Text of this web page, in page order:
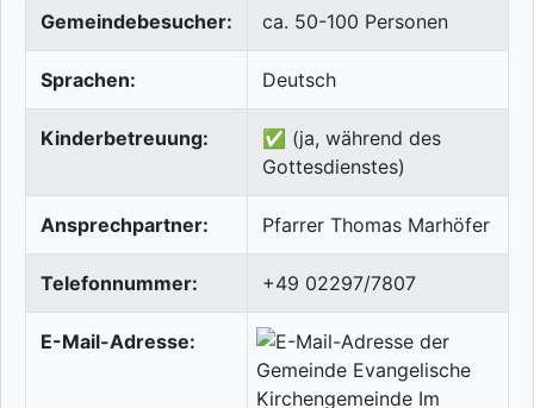
Gemeindebesucher: ca. 50-100 Personen
Sprachen: Deutsch
Kinderbetreuung:
✅ (ja, während des
Gottesdienstes)
Ansprechpartner: Pfarrer Thomas Marhöfer
Telefonnummer: +49 02297/7807
E-Mail-Adresse: